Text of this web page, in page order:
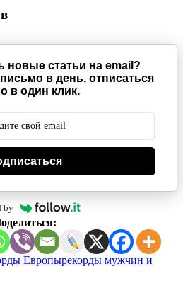
новые статьи на email?
в день, отписаться
в один клик.
by
Европырекорды мужчин и